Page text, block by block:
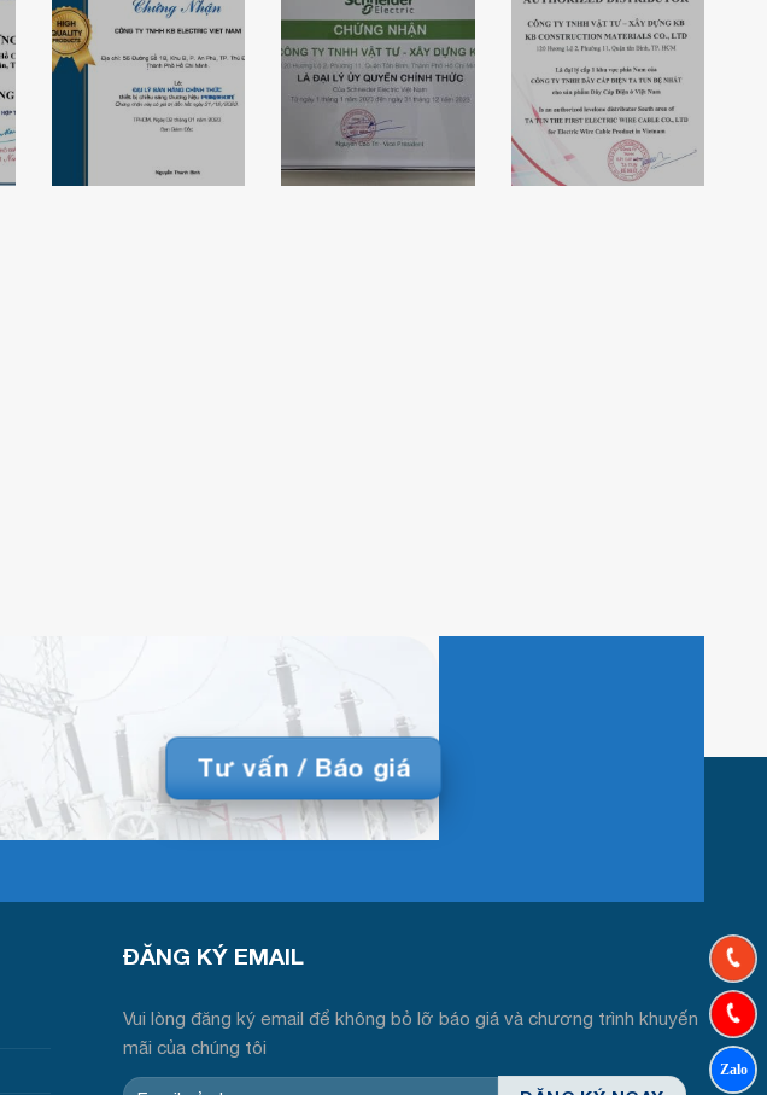
Chứng nhận
KBElectric là
đại lý bán hàng
chính thức của
đèn Paragon
Chứng nhận đại
lý ủy quyền
Schneider
Electric của
KBElectric
Chứng nhận đại
lý cáp điện
Tatun Đệ Nhất
Tư vấn / Báo giá
ĐĂNG KÝ EMAIL
Vui lòng đăng ký email để không bỏ lỡ báo giá và chương trình khuyến
mãi của chúng tôi